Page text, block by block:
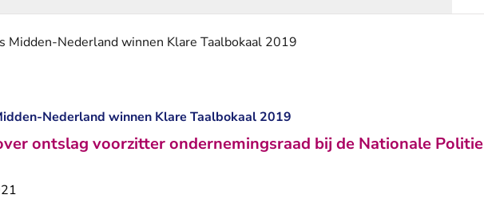
Midden-Nederland winnen Klare Taalbokaal 2019
Nederland winnen Klare Taalbokaal 2019
ontslag voorzitter ondernemingsraad bij de Nationale Politie